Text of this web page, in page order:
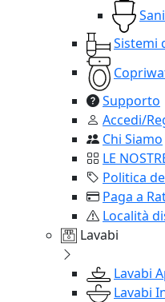
Sistemi
Supporto
Accedi/
Chi Siamo
LE
Politica
Paga a
Località
Lavabi
Lavabi
Lavabi